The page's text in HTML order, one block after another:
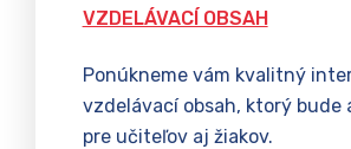
VZDELÁVACÍ OBSAH
Ponúkneme vám kvalitný
vzdelávací obsah, ktorý bude
pre učiteľov aj žiakov.